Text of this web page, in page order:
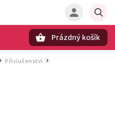
Prázdný košík
Příslušenství